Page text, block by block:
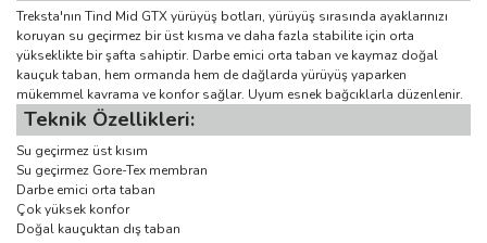
Treksta'nın Tind Mid GTX yürüyüş botları, yürüyüş sırasında ayaklarınızı
koruyan su geçirmez bir üst kısma ve daha fazla stabilite için orta
yükseklikte bir şafta sahiptir. Darbe emici orta taban ve kaymaz doğal
kauçuk taban, hem ormanda hem de dağlarda yürüyüş yaparken
mükemmel kavrama ve konfor sağlar. Uyum esnek bağcıklarla düzenlenir.
Teknik Özellikleri:
Su geçirmez üst kısım
Su geçirmez Gore-Tex membran
Darbe emici orta taban
Çok yüksek konfor
Doğal kauçuktan dış taban